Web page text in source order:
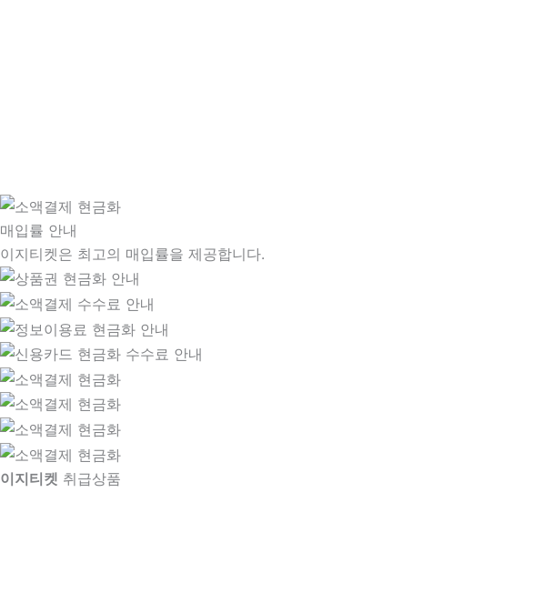
매입률 안내
이지티켓은 최고의 매입률을 제공합니다.
이지티켓 취급상품